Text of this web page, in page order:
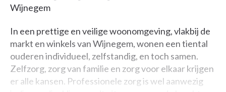
Wijnegem
In een prettige en veilige woonomgeving, vlakbij de
markt en winkels van Wijnegem, wonen een tiental
ouderen individueel, zelfstandig, en toch samen.
Zelfzorg, zorg van familie en zorg voor elkaar krijgen
er alle kansen. Professionele zorg is wel aanwezig